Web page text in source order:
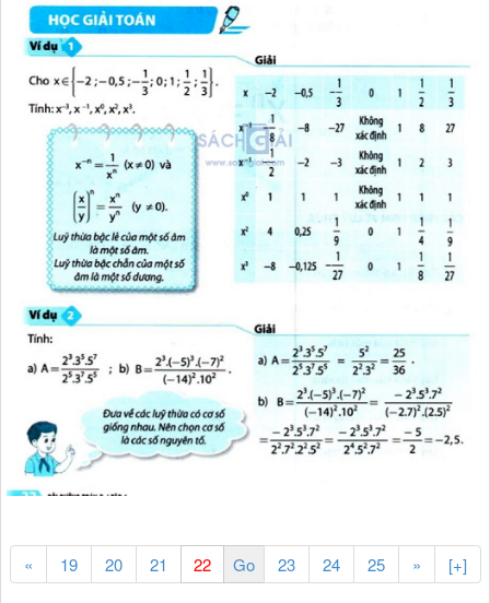
« 19 20 21 23 24 25 » [+]